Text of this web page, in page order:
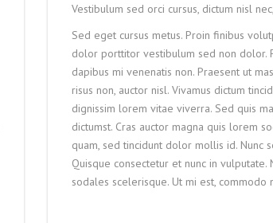
Vestibulum sed orci cursus, dictum nisl
Sed eget cursus metus. Proin finibus
dolor porttitor vestibulum sed non dolor.
dapibus mi venenatis non. Praesent ut
risus non, auctor nisl. Vivamus dictum
dignissim lorem vitae viverra. Sed quis
dictumst. Cras auctor magna quis lorem
quam, sed tincidunt dolor mollis id. Nunc
Quisque consectetur et nunc in
sodales scelerisque. Ut mi est, commodo